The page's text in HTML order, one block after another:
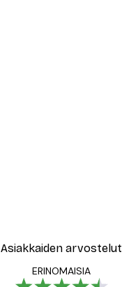
Asiakkaiden arvostelut
ERINOMAISIA